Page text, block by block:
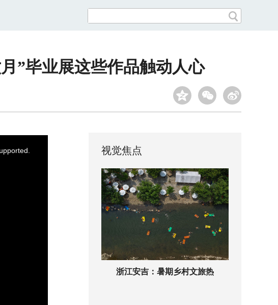
”毕业展这些作品触动人心
视觉焦点
浙江安吉：暑期乡村文旅热